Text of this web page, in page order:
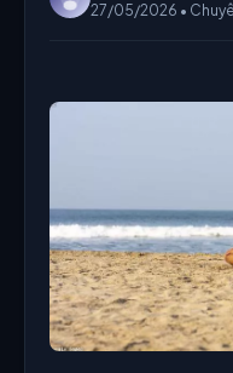
27/05/2026 •